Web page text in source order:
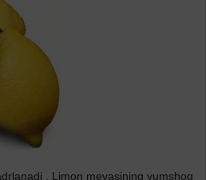
. Limon mevasining yumshoq